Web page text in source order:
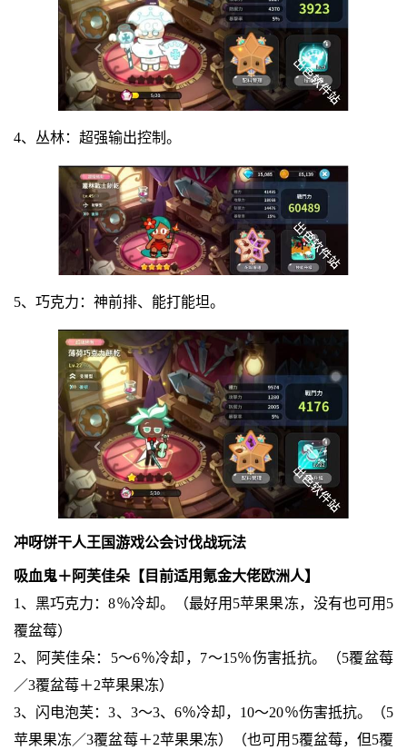
4、丛林：超强输出控制。
5、巧克力：神前排、能打能坦。
冲呀饼干人王国游戏公会讨伐战玩法
吸血鬼＋阿芙佳朵【目前适用氪金大佬欧洲人】
1、黑巧克力：8％冷却。（最好用5苹果果冻，没有也可用5
覆盆莓）
2、阿芙佳朵：5～6％冷却，7～15％伤害抵抗。（5覆盆莓
／3覆盆莓＋2苹果果冻）
3、闪电泡芙：3、3～3、6％冷却，10～20％伤害抵抗。（5
苹果果冻／3覆盆莓＋2苹果果冻）（也可用5覆盆莓，但5覆